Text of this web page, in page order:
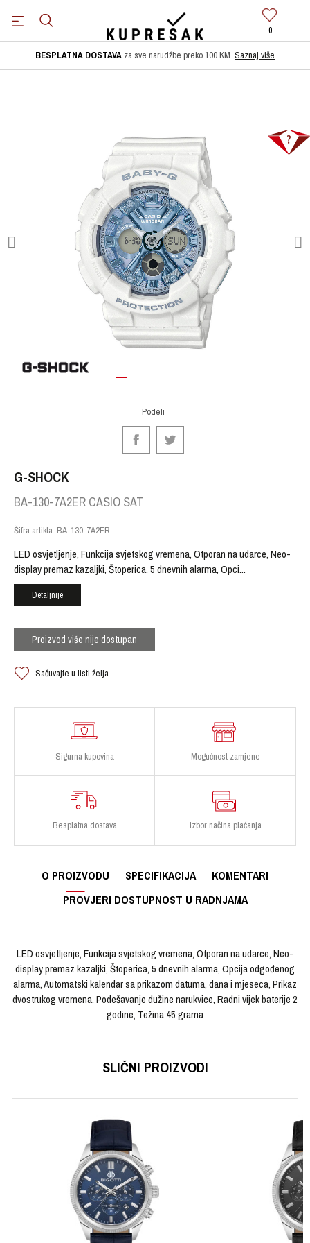
0
BESPLATNA DOSTAVA za sve narudžbe preko 100 KM. Saznaj više
Podeli
G-SHOCK
BA-130-7A2ER CASIO SAT
Šifra artikla: BA-130-7A2ER
LED osvjetljenje, Funkcija svjetskog vremena, Otporan na udarce, Neo-
display premaz kazaljki, Štoperica, 5 dnevnih alarma, Opci...
Detaljnije
Proizvod više nije dostupan
Sačuvajte u listi želja
Sigurna kupovina Mogućnost zamjene
Besplatna dostava Izbor načina plaćanja
O PROIZVODU SPECIFIKACIJA
KOMENTARI
PROVJERI DOSTUPNOST U RADNJAMA
LED osvjetljenje, Funkcija svjetskog vremena, Otporan na udarce, Neo-
display premaz kazaljki, Štoperica, 5 dnevnih alarma, Opcija odgođenog
alarma, Automatski kalendar sa prikazom datuma, dana i mjeseca, Prikaz
dvostrukog vremena, Podešavanje dužine narukvice, Radni vijek baterije 2
godine, Težina 45 grama
Ručni sat
Materijal sata
Materijal narukvice
SLIČNI PROIZVODI